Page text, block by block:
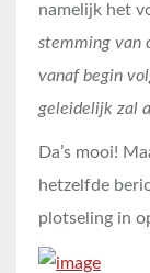
namelijk het
stemming van
vanaf begin
geleidelijk zal
Da’s mooi!
hetzelfde
plotseling in